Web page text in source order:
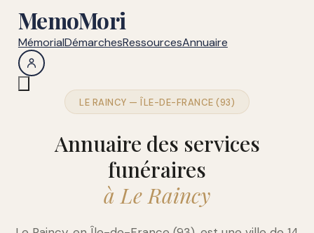
MemoMori
MémorialDémarchesRessourcesAnnuaire
LE RAINCY — ÎLE-DE-FRANCE (93)
Annuaire des services
funéraires
à Le Raincy